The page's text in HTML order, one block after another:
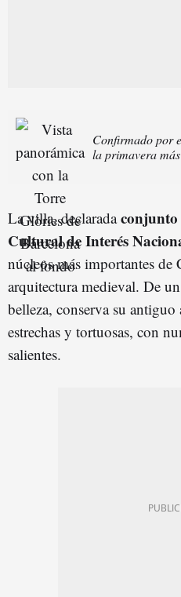
Confirmado por
la primavera
La villa, declarada
Cultural de Interés
núcleos más importantes de
arquitectura medieval. De
belleza, conserva su
estrechas y tortuosas, con
salientes.